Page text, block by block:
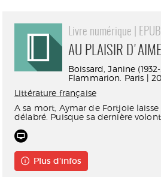
Livre numérique | EPUB
AU PLAISIR
Boissard, Janine
Flammarion. Paris |
Littérature française
A sa mort, Aymar de Fortjoie
délabré. Puisque sa dernière volonté
Plus d'infos